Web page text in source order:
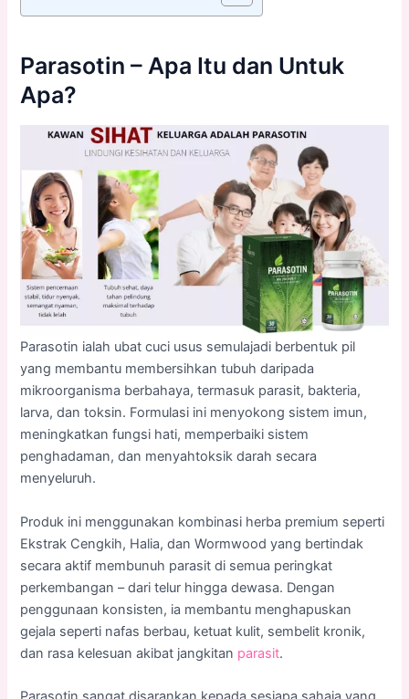
Parasotin – Apa Itu dan Untuk
Apa?
Parasotin ialah ubat cuci usus semulajadi berbentuk pil
yang membantu membersihkan tubuh daripada
mikroorganisma berbahaya, termasuk parasit, bakteria,
larva, dan toksin. Formulasi ini menyokong sistem imun,
meningkatkan fungsi hati, memperbaiki sistem
penghadaman, dan menyahtoksik darah secara
menyeluruh.
Produk ini menggunakan kombinasi herba premium seperti
Ekstrak Cengkih, Halia, dan Wormwood yang bertindak
secara aktif membunuh parasit di semua peringkat
perkembangan – dari telur hingga dewasa. Dengan
penggunaan konsisten, ia membantu menghapuskan
gejala seperti nafas berbau, ketuat kulit, sembelit kronik,
dan rasa kelesuan akibat jangkitan parasit.